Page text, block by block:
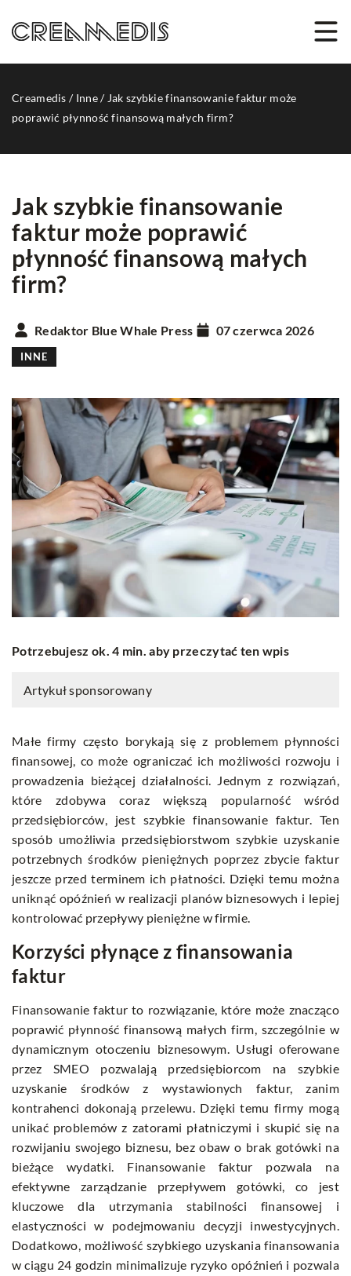
Creamedis / Inne/ Jak szybkie finansowanie faktur może
poprawić płynność finansową małych firm?
Jak szybkie finansowanie
faktur może poprawić
płynność finansową małych
firm?
Redaktor Blue Whale Press 07 czerwca 2026
INNE
Potrzebujesz ok. 4 min. aby przeczytać ten wpis
Artykuł sponsorowany
Małe firmy często borykają się z problemem płynności
finansowej, co może ograniczać ich możliwości rozwoju i
prowadzenia bieżącej działalności. Jednym z rozwiązań,
które zdobywa coraz większą popularność wśród
przedsiębiorców, jest szybkie finansowanie faktur. Ten
sposób umożliwia przedsiębiorstwom szybkie uzyskanie
potrzebnych środków pieniężnych poprzez zbycie faktur
jeszcze przed terminem ich płatności. Dzięki temu można
uniknąć opóźnień w realizacji planów biznesowych i lepiej
kontrolować przepływy pieniężne w firmie.
Korzyści płynące z finansowania
faktur
Finansowanie faktur to rozwiązanie, które może znacząco
poprawić płynność finansową małych firm, szczególnie w
dynamicznym otoczeniu biznesowym. Usługi oferowane
przez SMEO pozwalają przedsiębiorcom na szybkie
uzyskanie środków z wystawionych faktur, zanim
kontrahenci dokonają przelewu. Dzięki temu firmy mogą
unikać problemów z zatorami płatniczymi i skupić się na
rozwijaniu swojego biznesu, bez obaw o brak gotówki na
bieżące wydatki. Finansowanie faktur pozwala na
efektywne zarządzanie przepływem gotówki, co jest
kluczowe dla utrzymania stabilności finansowej i
elastyczności w podejmowaniu decyzji inwestycyjnych.
Dodatkowo, możliwość szybkiego uzyskania finansowania
w ciągu 24 godzin minimalizuje ryzyko opóźnień i pozwala